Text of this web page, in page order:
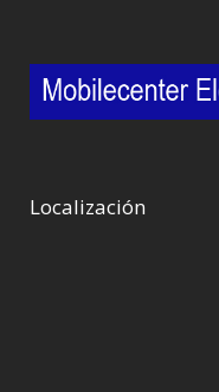
Localización